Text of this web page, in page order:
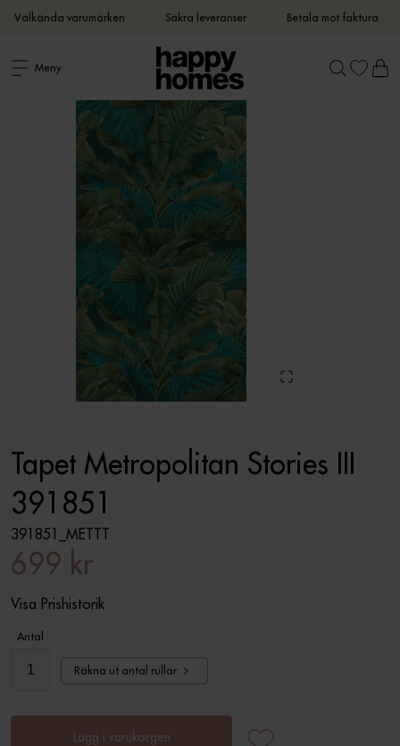
Välkända varumärken Säkra leveranser Betala mot faktura
Meny
Tapet Metropolitan Stories III
391851
391851_METTT
699 kr
Visa Prishistorik
Antal
Räkna ut antal rullar
Lägg i varukorgen